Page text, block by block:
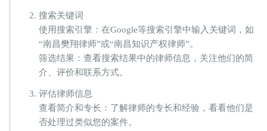
搜索关键词
使用搜索引擎：在Google等搜索引擎中输入关键词，如
“南昌樊翔律师”或“南昌知识产权律师”。
筛选结果：查看搜索结果中的律师信息，关注他们的简
介、评价和联系方式。
评估律师信息
查看简介和专长：了解律师的专长和经验，看看他们是
否处理过类似您的案件。